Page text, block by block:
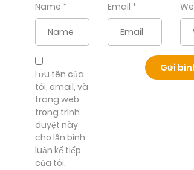
Name * Email *
Lưu tên của
tôi, email, và
trang web
trong trình
duyệt này
cho lần bình
luận kế tiếp
của tôi.